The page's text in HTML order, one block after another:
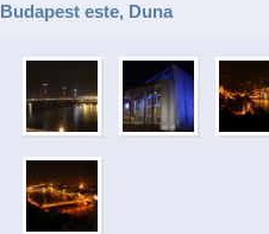
Budapest este, Duna